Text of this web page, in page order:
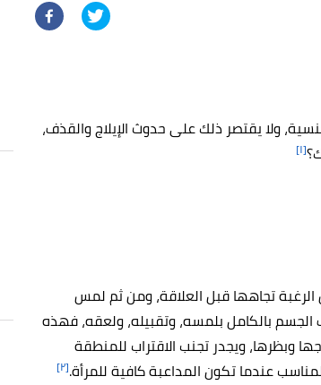
ولا يقتصر ذلك على حدوث الإيلاج والقذف،
[١]
الرغبة تجاهها قبل العلاقة، ومن ثم لمس
بالكامل بلمسه، وتقبيله، ولعقه، فهذه
وبظرها، ويجدر تجنب الاقتراب للمنطقة
عندما تكون المداعبة كافية للمرأة.[٢]